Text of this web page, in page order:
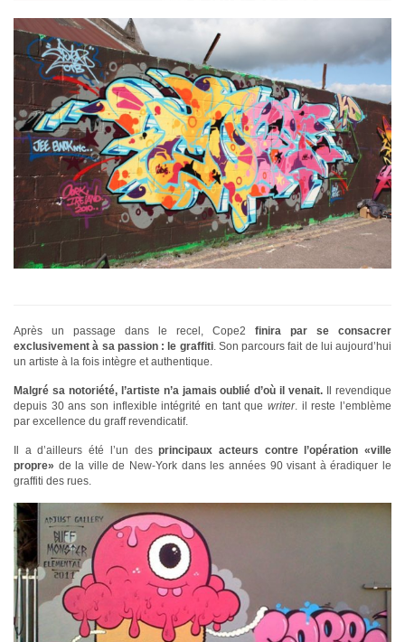
Après un passage dans le recel, Cope2 finira par se consacrer
exclusivement à sa passion : le graffiti. Son parcours fait de lui aujourd’hui
un artiste à la fois intègre et authentique.
Malgré sa notoriété, l’artiste n’a jamais oublié d’où il venait. Il revendique
depuis 30 ans son inflexible intégrité en tant que writer. il reste l’emblème
par excellence du graff revendicatif.
Il a d’ailleurs été l’un desprincipaux acteurs contre l’opération «ville
propre» de la ville de New-York dans les années 90 visant à éradiquer le
graffiti des rues.